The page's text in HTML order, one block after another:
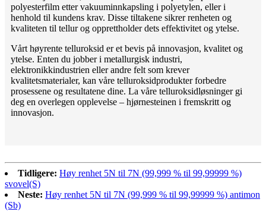
polyesterfilm etter vakuuminnkapsling i polyetylen, eller i
henhold til kundens krav. Disse tiltakene sikrer renheten og
kvaliteten til tellur og opprettholder dets effektivitet og ytelse.
Vårt høyrente telluroksid er et bevis på innovasjon, kvalitet og
ytelse. Enten du jobber i metallurgisk industri,
elektronikkindustrien eller andre felt som krever
kvalitetsmaterialer, kan våre telluroksidprodukter forbedre
prosessene og resultatene dine. La våre telluroksidløsninger gi
deg en overlegen opplevelse – hjørnesteinen i fremskritt og
innovasjon.
Tidligere: Høy renhet 5N til 7N (99,999 % til 99,99999 %)
svovel(S)
Neste: Høy renhet 5N til 7N (99,999 % til 99,99999 %) antimon
(Sb)